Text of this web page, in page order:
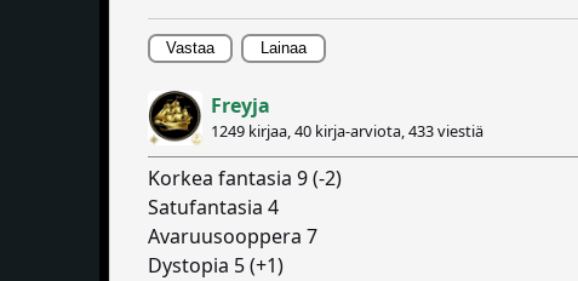
Vastaa Lainaa
Freyja
1249 kirjaa, 40 kirja-arviota,433 viestiä
Korkea fantasia 9 (-2)
Satufantasia 4
Avaruusooppera 7
Dystopia 5 (+1)